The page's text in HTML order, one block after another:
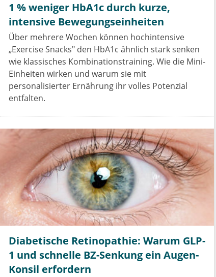
1 % weniger HbA1c durch kurze,
intensive Bewegungseinheiten
Über mehrere Wochen können hochintensive
„Exercise Snacks" den HbA1c ähnlich stark senken
wie klassisches Kombinationstraining. Wie die Mini-
Einheiten wirken und warum sie mit
personalisierter Ernährung ihr volles Potenzial
entfalten.
Diabetische Retinopathie: Warum GLP-
1 und schnelle BZ-Senkung ein Augen-
Konsil erfordern